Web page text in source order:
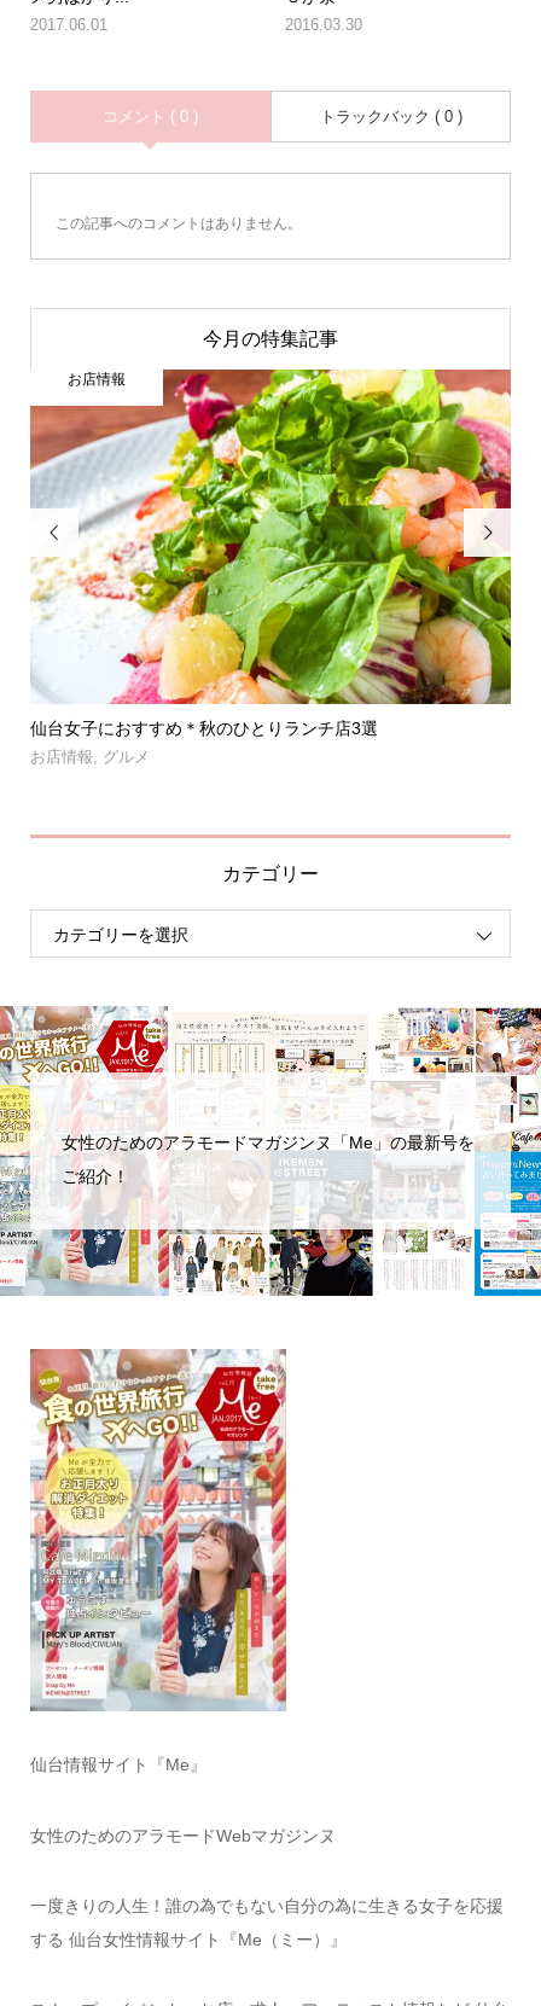
2017.06.01 2016.03.30
コメント ( 0 ) トラックバック ( 0 )
この記事へのコメントはありません。
今月の特集記事

仙台女子におすすめ＊秋のひとりランチ店3選
お店情報 グルメ
お店情報

カテゴリー
女性のためのアラモードマガジンヌ「Me」の最新号を
ご紹介！
仙台情報サイト『Me』
女性のためのアラモードWebマガジンヌ
一度きりの人生！誰の為でもない自分の為に生きる女子を応援
する 仙台女性情報サイト『Me（ミー）』